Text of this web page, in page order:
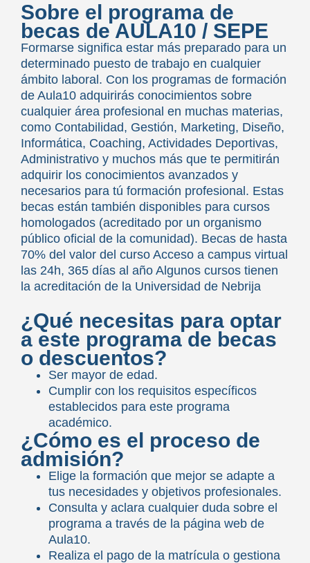
Sobre el programa de
becas de AULA10 / SEPE
Formarse significa estar más preparado para un
determinado puesto de trabajo en cualquier
ámbito laboral. Con los programas de formación
de Aula10 adquirirás conocimientos sobre
cualquier área profesional en muchas materias,
como Contabilidad, Gestión, Marketing, Diseño,
Informática, Coaching, Actividades Deportivas,
Administrativo y muchos más que te permitirán
adquirir los conocimientos avanzados y
necesarios para tú formación profesional. Estas
becas están también disponibles para cursos
homologados (acreditado por un organismo
público oficial de la comunidad). Becas de hasta
70% del valor del curso Acceso a campus virtual
las 24h, 365 días al año Algunos cursos tienen
la acreditación de la Universidad de Nebrija
¿Qué necesitas para optar
a este programa de becas
o descuentos?
Ser mayor de edad.
Cumplir con los requisitos específicos
establecidos para este programa
académico.
¿Cómo es el proceso de
admisión?
Elige la formación que mejor se adapte a
tus necesidades y objetivos profesionales.
Consulta y aclara cualquier duda sobre el
programa a través de la página web de
Aula10.
Realiza el pago de la matrícula o gestiona